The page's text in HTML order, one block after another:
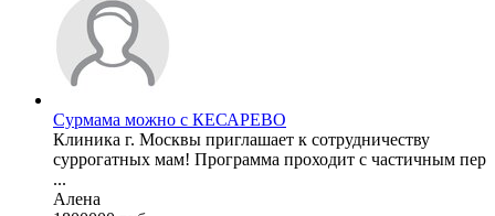
Сурмама можно с КЕСАРЕВО
Клиника г. Москвы приглашает к сотрудничеству
суррогатных мам! Программа проходит с частичным пер
...
Алена